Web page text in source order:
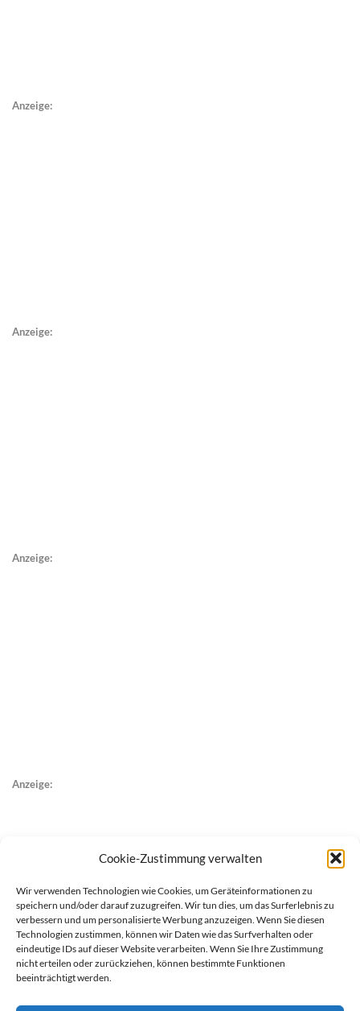
Cookie-Zustimmung verwalten
Wir verwenden Technologien wie Cookies, um Geräteinformationen zu
speichern und/oder darauf zuzugreifen. Wir tun dies, um das Surferlebnis zu
verbessern und um personalisierte Werbung anzuzeigen. Wenn Sie diesen
Technologien zustimmen, können wir Daten wie das Surfverhalten oder
eindeutige IDs auf dieser Website verarbeiten. Wenn Sie Ihre Zustimmung
nicht erteilen oder zurückziehen, können bestimmte Funktionen
beeinträchtigt werden.
Anzeige:
Anzeige:
Anzeige:
Anzeige: